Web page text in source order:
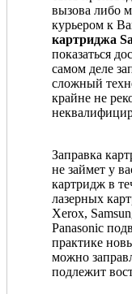
вызова либо
курьером к
картриджа
показаться
самом деле
сложный
крайне не
Заправка
не займет у
картридж в
лазерных
Xerox,
Panasonic
практике
можно
подлежит